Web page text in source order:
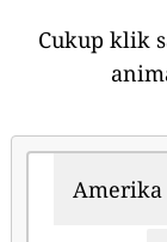
Cukup klik
Amerika